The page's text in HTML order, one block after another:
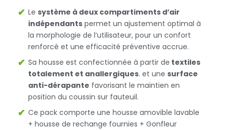
Le système à deux compartiments d’air
indépendants permet un ajustement optimal à
la morphologie de l’utilisateur, pour un confort
renforcé et une efficacité préventive accrue.
Sa housse est confectionnée à partir de textiles
totalement et anallergiques. et une surface
anti-dérapante favorisant le maintien en
position du coussin sur fauteuil.
Ce pack comporte une housse amovible lavable
+ housse de rechange fournies + Gonfleur